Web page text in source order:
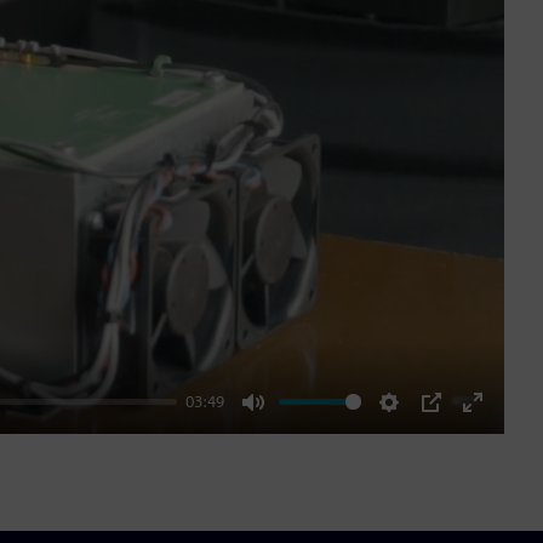
03:49
Mute Settings
PIP
Enter